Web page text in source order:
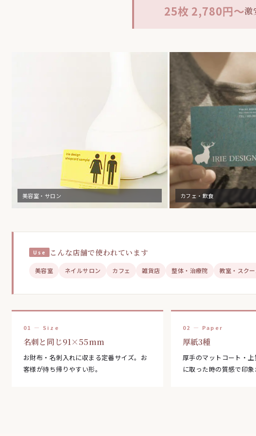
25枚 2,780円〜激
美容室・サロン カフェ・飲食
こんな店舗で使われています
美容室 ネイルサロン カフェ 雑貨店 整体・治療院 教室・スク
01 — Size
名刺と同じ91×55mm
お財布・名刺入れに収まる定番サイズ。お
客様が持ち帰りやすい形。
02 — Paper
厚紙3種
厚手のマットコート・
に取った時の質感で印象